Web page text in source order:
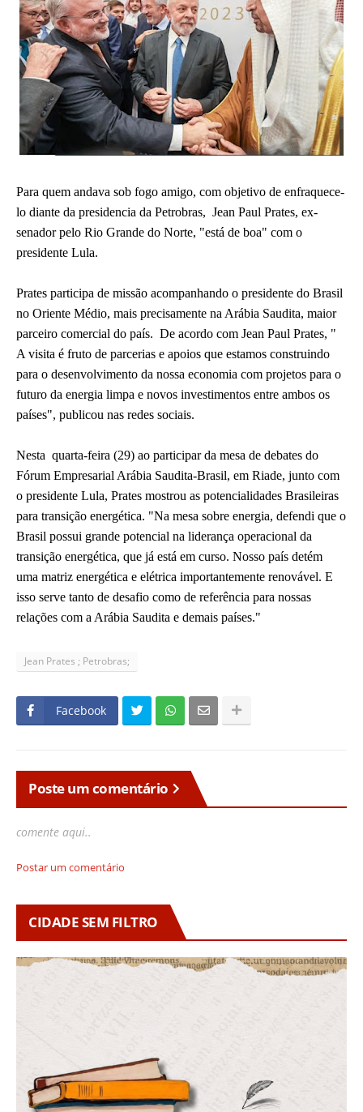
Para quem andava sob fogo amigo, com objetivo de enfraquece-
lo diante da presidencia da Petrobras, Jean Paul Prates, ex-
senador pelo Rio Grande do Norte, "está de boa" com o
presidente Lula.
Prates participa de missão acompanhando o presidente do Brasil
no Oriente Médio, mais precisamente na Arábia Saudita, maior
parceiro comercial do país. De acordo com Jean Paul Prates, "
A visita é fruto de parcerias e apoios que estamos construindo
para o desenvolvimento da nossa economia com projetos para o
futuro da energia limpa e novos investimentos entre ambos os
países", publicou nas redes sociais.
Nesta quarta-feira (29) ao participar da mesa de debates do
Fórum Empresarial Arábia Saudita-Brasil, em Riade, junto com
o presidente Lula, Prates mostrou as potencialidades Brasileiras
para transição energética. "Na mesa sobre energia, defendi que o
Brasil possui grande potencial na liderança operacional da
transição energética, que já está em curso. Nosso país detém
uma matriz energética e elétrica importantemente renovável. E
isso serve tanto de desafio como de referência para nossas
relações com a Arábia Saudita e demais países."
Jean Prates ; Petrobras;
Facebook
Poste um comentário
comente aqui..
Postar um comentário
CIDADE SEM FILTRO